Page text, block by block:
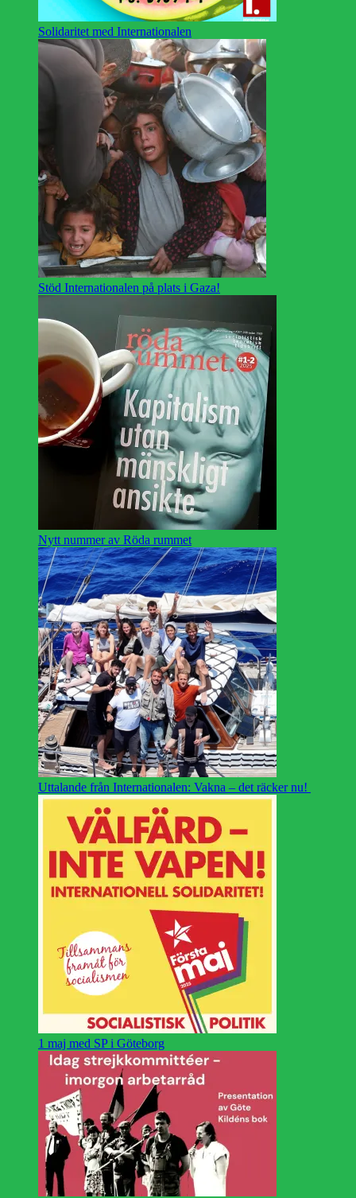
Solidaritet med Internationalen
Stöd Internationalen på plats i Gaza!
Nytt nummer av Röda rummet
Uttalande från Internationalen: Vakna – det räcker nu!
1 maj med SP i Göteborg